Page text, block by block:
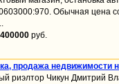
Обычная цена
400000 руб.
продажа недвижимости
риэлтор Чикун Дмитрий